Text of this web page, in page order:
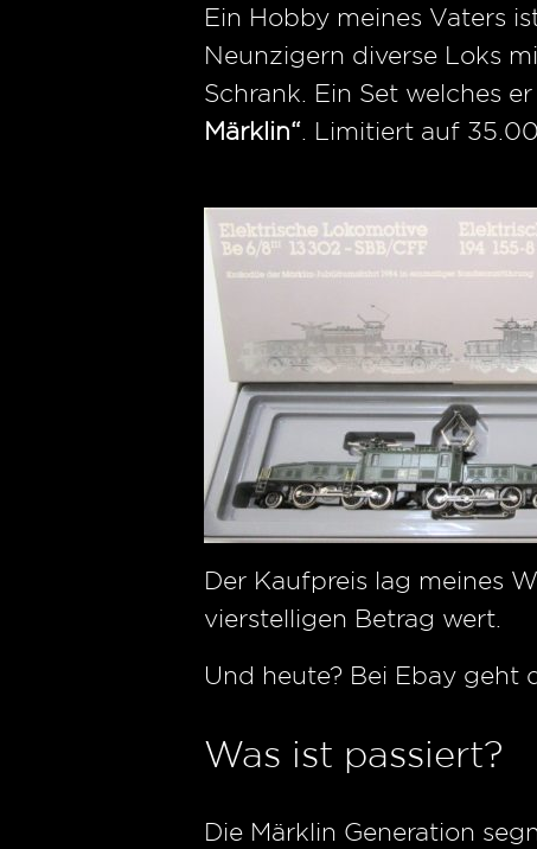
Ein Hobby meines Vaters
Neunzigern diverse Loks
Schrank. Ein Set welches
Märklin“ . Limitiert auf
Der Kaufpreis lag meines
vierstelligen Betrag wert.
Und heute? Bei Ebay geht
Was ist passiert?
Die Märklin Generation